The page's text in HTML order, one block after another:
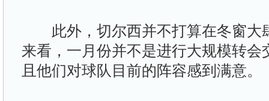
此外，切尔西并不打算在冬窗大
来看，一月份并不是进行大规模转会
且他们对球队目前的阵容感到满意。